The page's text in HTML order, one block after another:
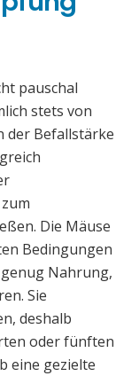
pauschal
stets von
der Befallstärke
Die Mäuse
Bedingungen
Nahrung,
Sie
deshalb
oder fünften
eine gezielte